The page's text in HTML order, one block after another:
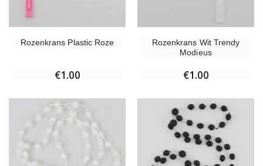
Rozenkrans Plastic Roze
€1.00
Rozenkrans Wit Trendy
Modieus
€1.00